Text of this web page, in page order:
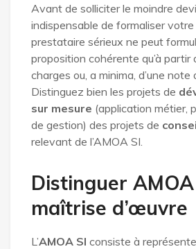
Avant de solliciter le moindre
indispensable de formaliser votre
prestataire sérieux ne peut
proposition cohérente qu’à partir
charges ou, a minima, d’une note
Distinguez bien les projets de
sur mesure (application métier,
de gestion) des projets de
relevant de l’AMOA SI.
Distinguer
maîtrise d’œuvre
L’AMOA SI consiste à